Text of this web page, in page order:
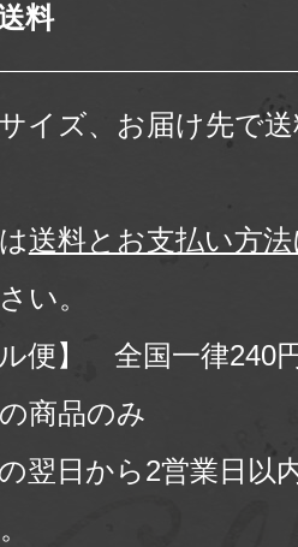
料
イズ、お届け先で
送料とお支払い方
い。
ル便】 全国一律240
商品のみ
翌日から2営業日以